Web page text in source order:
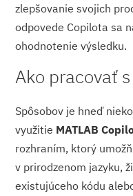
zlepšovanie svojich
odpovede Copilota sa
ohodnotenie výsledku.
Ako pracovať
Spôsobov je hneď
využitie MATLAB
rozhraním, ktorý
v prirodzenom jazyku,
existujúceho kódu